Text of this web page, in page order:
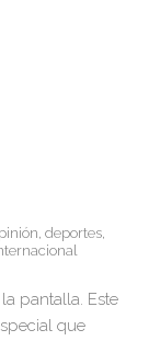
deportes,